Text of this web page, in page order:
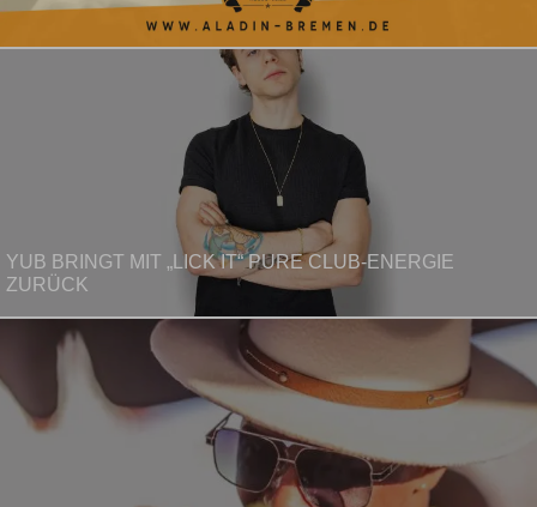
YUB BRINGT MIT „LICK IT“ PURE CLUB-ENERGIE
ZURÜCK